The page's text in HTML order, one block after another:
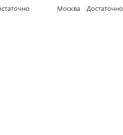
Москва
Достаточно